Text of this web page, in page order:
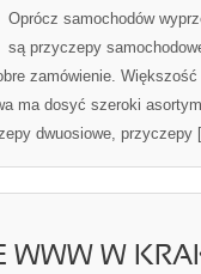
Oprócz samochodów
są przyczepy
zamówienie.
ma dosyć szeroki
dwuosiowe,
WWW W